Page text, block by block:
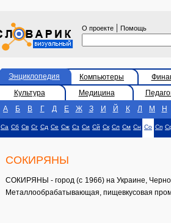
О проекте | Помощь
Энциклопедия Компьютеры
Культура
Медицина
А
Б В Г Д Е Ж З И Й К Л М Н
Са Сб Св Сг Сд Се Сж Сз Си Сй Ск Сл См Сн Со Сп
СОКИРЯНЫ
СОКИРЯНЫ - город (с 1966) на Украине,
Металлообрабатывающая, пищевкусовая